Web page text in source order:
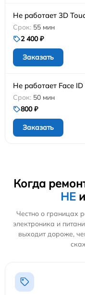
Не работает 3D
55 мин
2 400 ₽
Заказать
Не работает Face ID
50 мин
800 ₽
Заказать
Когда
НЕ
Честно о границах
электроника и
выходит дороже,